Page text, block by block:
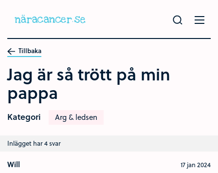
Tillbaka
Jag är så trött på min
pappa
Kategori Arg & ledsen
Inlägget har 4 svar
Will 17 jan 2024